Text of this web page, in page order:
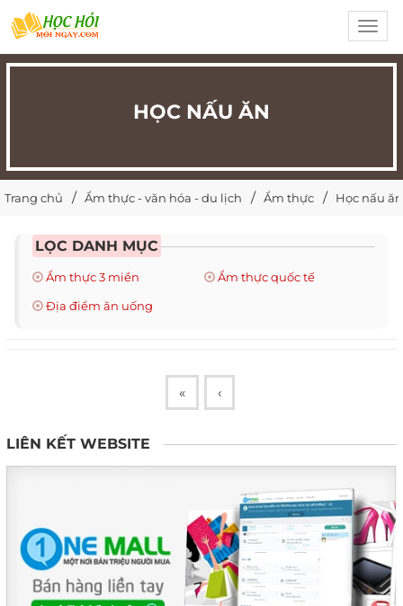
HỌC NẤU ĂN
Trang chủ Ẩm thực - văn hóa - du lịch Ẩm thực Học nấu ăn
LỌC DANH MỤC
Ẩm thực 3 miền
Ẩm thực quốc tế
Địa điểm ăn uống
« ‹
LIÊN KẾT WEBSITE